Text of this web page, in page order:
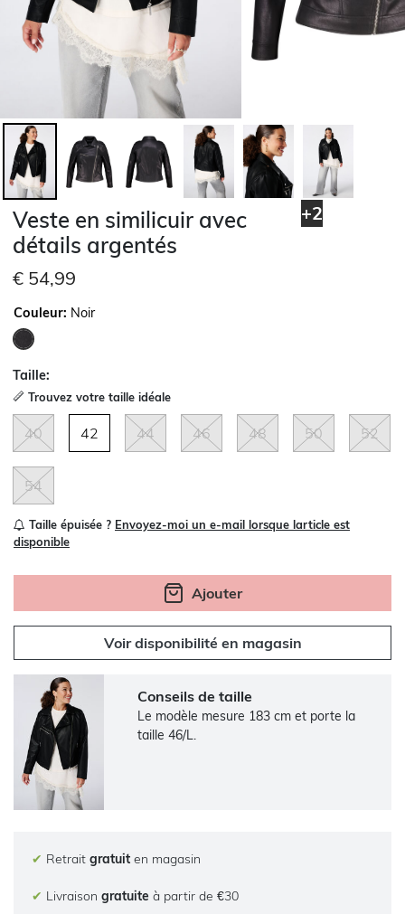
+2
Veste en similicuir avec
détails argentés
€ 54,99
Couleur: Noir
Taille:
Trouvez votre taille idéale
40 42 44 46 48 50 52
54
Taille épuisée ? Envoyez-moi un e-mail lorsque larticle est
disponible
Ajouter
Voir disponibilité en magasin
Conseils de taille
Le modèle mesure 183 cm et porte la
taille 46/L.
✔ Retrait gratuit en magasin
✔ Livraison gratuite à partir de €30